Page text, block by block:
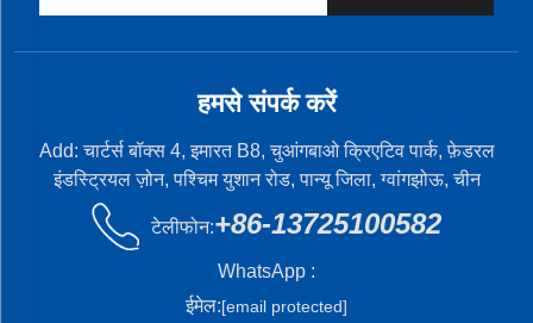
हमसे संपर्क करें
Add: चार्टर्स बॉक्स 4, इमारत B8, चुआंगबाओ क्रिएटिव पार्क, फ़ेडरल
इंडस्ट्रियल ज़ोन, पश्चिम युशान रोड, पान्यू जिला, ग्वांगझोऊ, चीन
टेलीफोन:+86-13725100582
WhatsApp :
ईमेल:[email protected]